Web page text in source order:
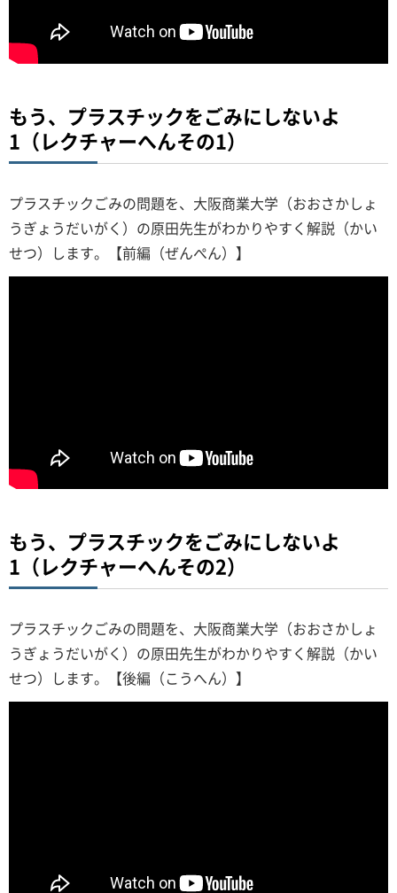
もう、プラスチックをごみにしないよ
1（レクチャーへんその1）
プラスチックごみの問題を、大阪商業大学（おおさかしょ
うぎょうだいがく）の原田先生がわかりやすく解説（かい
せつ）します。【前編（ぜんぺん）】
もう、プラスチックをごみにしないよ
1（レクチャーへんその2）
プラスチックごみの問題を、大阪商業大学（おおさかしょ
うぎょうだいがく）の原田先生がわかりやすく解説（かい
せつ）します。【後編（こうへん）】